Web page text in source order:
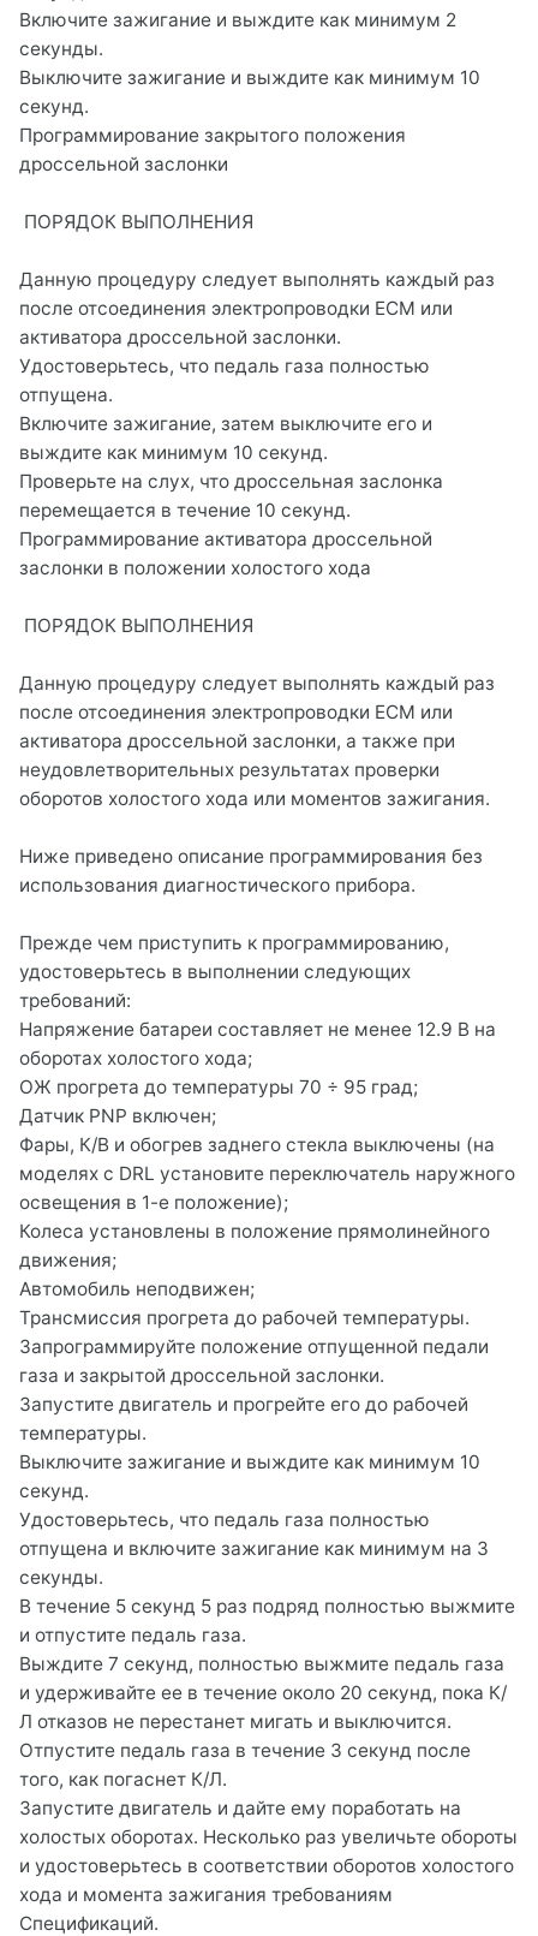
Включите зажигание и выждите как минимум 2
секунды.
Выключите зажигание и выждите как минимум 10
секунд.
Программирование закрытого положения
дроссельной заслонки
ПОРЯДОК ВЫПОЛНЕНИЯ
Данную процедуру следует выполнять каждый раз
после отсоединения электропроводки ECM или
активатора дроссельной заслонки.
Удостоверьтесь, что педаль газа полностью
отпущена.
Включите зажигание, затем выключите его и
выждите как минимум 10 секунд.
Проверьте на слух, что дроссельная заслонка
перемещается в течение 10 секунд.
Программирование активатора дроссельной
заслонки в положении холостого хода
ПОРЯДОК ВЫПОЛНЕНИЯ
Данную процедуру следует выполнять каждый раз
после отсоединения электропроводки ECM или
активатора дроссельной заслонки, а также при
неудовлетворительных результатах проверки
оборотов холостого хода или моментов зажигания.
Ниже приведено описание программирования без
использования диагностического прибора.
Прежде чем приступить к программированию,
удостоверьтесь в выполнении следующих
требований:
Напряжение батареи составляет не менее 12.9 В на
оборотах холостого хода;
ОЖ прогрета до температуры 70 ÷ 95 град;
Датчик PNP включен;
Фары, К/В и обогрев заднего стекла выключены (на
моделях с DRL установите переключатель наружного
освещения в 1-е положение);
Колеса установлены в положение прямолинейного
движения;
Автомобиль неподвижен;
Трансмиссия прогрета до рабочей температуры.
Запрограммируйте положение отпущенной педали
газа и закрытой дроссельной заслонки.
Запустите двигатель и прогрейте его до рабочей
температуры.
Выключите зажигание и выждите как минимум 10
секунд.
Удостоверьтесь, что педаль газа полностью
отпущена и включите зажигание как минимум на 3
секунды.
В течение 5 секунд 5 раз подряд полностью выжмите
и отпустите педаль газа.
Выждите 7 секунд, полностью выжмите педаль газа
и удерживайте ее в течение около 20 секунд, пока К/
Л отказов не перестанет мигать и выключится.
Отпустите педаль газа в течение 3 секунд после
того, как погаснет К/Л.
Запустите двигатель и дайте ему поработать на
холостых оборотах. Несколько раз увеличьте обороты
и удостоверьтесь в соответствии оборотов холостого
хода и момента зажигания требованиям
Спецификаций.